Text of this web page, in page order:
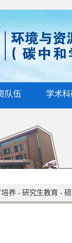
队伍 学术
培养 - 研究生教育 -